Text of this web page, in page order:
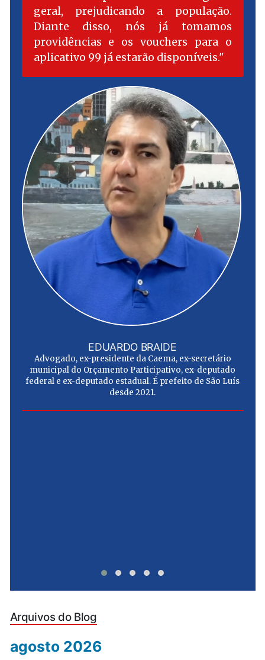
geral, prejudicando a população.
Diante disso, nós já tomamos
providências e os vouchers para o
aplicativo 99 já estarão disponíveis.
EDUARDO BRAIDE
Advogado, ex-presidente da Caema, ex-secretário
municipal do Orçamento Participativo, ex-deputado
federal e ex-deputado estadual. É prefeito de São Luís
desde 2021.
Arquivos do Blog
agosto 2026